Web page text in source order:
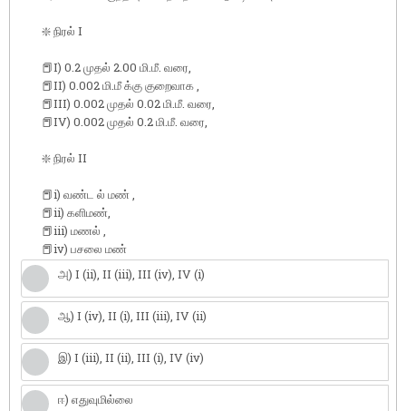
❇️ நிரல் I
📕I) 0.2 முதல் 2.00 மி.மீ. வரை,
📕II) 0.002 மி.மீ க்கு குறைவாக ,
📕III) 0.002 முதல் 0.02 மி.மீ. வரை,
📕IV) 0.002 முதல் 0.2 மி.மீ. வரை,
❇️ நிரல் II
📕i) வண்ட ல் மண் ,
📕ii) களிமண்,
📕iii) மணல் ,
📕iv) பசலை மண்
அ) I (ii), II (iii), III (iv), IV (i)
ஆ) I (iv), II (i), III (iii), IV (ii)
இ) I (iii), II (ii), III (i), IV (iv)
ஈ) எதுவுமில்லை